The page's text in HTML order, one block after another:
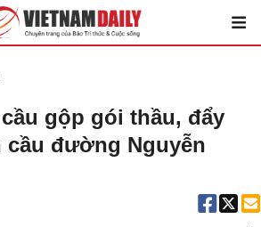
gộp gói thầu, đẩy
cầu đường Nguyễn